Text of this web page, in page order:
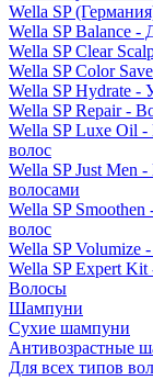
Wella SP
Wella SP Balance -
Wella SP Clear
Wella SP Color
Wella SP Hydrate -
Wella SP Repair -
Wella SP Luxe Oil -
волос
Wella SP Just Men
волосами
Wella SP
волос
Wella SP Volumize
Wella SP Expert Kit
Волосы
Шампуни
Сухие шампуни
Антивозрастные
Для всех типов